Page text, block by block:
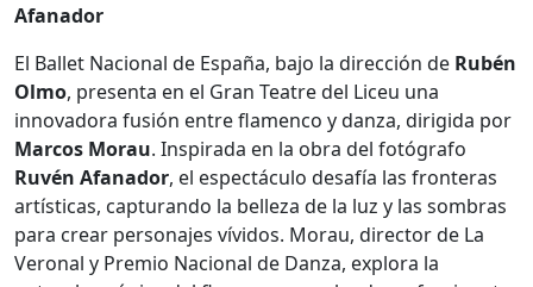
Afanador
El Ballet Nacional de España, bajo la dirección de Rubén
Olmo, presenta en el Gran Teatre del Liceu una
innovadora fusión entre flamenco y danza, dirigida por
Marcos Morau. Inspirada en la obra del fotógrafo
Ruvén Afanador, el espectáculo desafía las fronteras
artísticas, capturando la belleza de la luz y las sombras
para crear personajes vívidos. Morau, director de La
Veronal y Premio Nacional de Danza, explora la